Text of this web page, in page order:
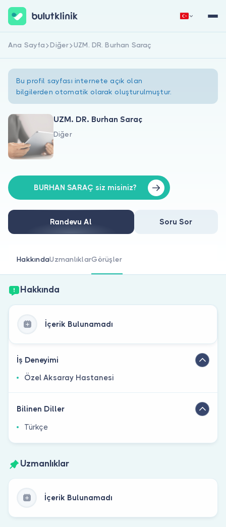
Hakkımızda
Doktorlar için
Doktor musunuz?
Hemen Kaydol Giriş Yap
Ana Sayfa Diğer UZM. DR. Burhan Saraç
Bu profil sayfası internete açık olan
bilgilerden otomatik olarak oluşturulmuştur.
UZM. DR. Burhan Saraç
Diğer
BURHAN SARAÇ siz misiniz?
Randevu Al Soru Sor
HakkındaUzmanlıklarGörüşler
Hakkında
İçerik Bulunamadı
İş Deneyimi
Özel Aksaray Hastanesi
Bilinen Diller
Türkçe
Uzmanlıklar
İçerik Bulunamadı